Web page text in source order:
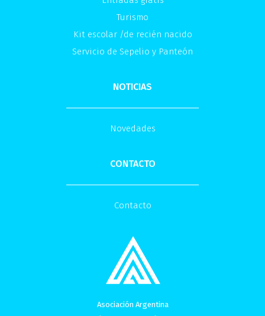
Turismo
Kit escolar /de recién nacido
Servicio de Sepelio y Panteón
NOTICIAS
Novedades
CONTACTO
Contacto
Asociación Argentina